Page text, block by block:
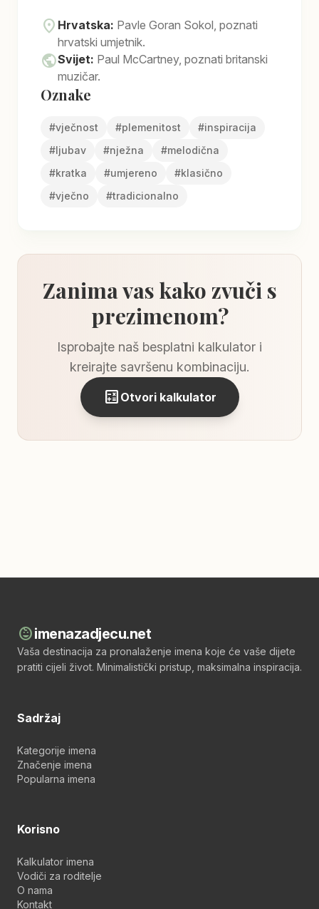
location_on Hrvatska: Pavle Goran Sokol, poznati
hrvatski umjetnik.
publicSvijet: Paul McCartney, poznati britanski
muzičar.
Oznake
#vječnost #plemenitost #inspiracija
#ljubav #nježna #melodična
#kratka #umjereno #klasično
#vječno #tradicionalno
Zanima vas kako zvuči s
prezimenom?
Isprobajte naš besplatni kalkulator i
kreirajte savršenu kombinaciju.
calculate Otvori kalkulator
child_careimenazadjecu.net
Vaša destinacija za pronalaženje imena koje će vaše dijete
pratiti cijeli život. Minimalistički pristup, maksimalna inspiracija.
Sadržaj
Kategorije imena
Značenje imena
Popularna imena
Korisno
Kalkulator imena
Vodiči za roditelje
O nama
Kontakt